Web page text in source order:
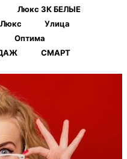
Люкс 3К БЕЛЫЕ
Люкс
Улица
Оптима
СМАРТ